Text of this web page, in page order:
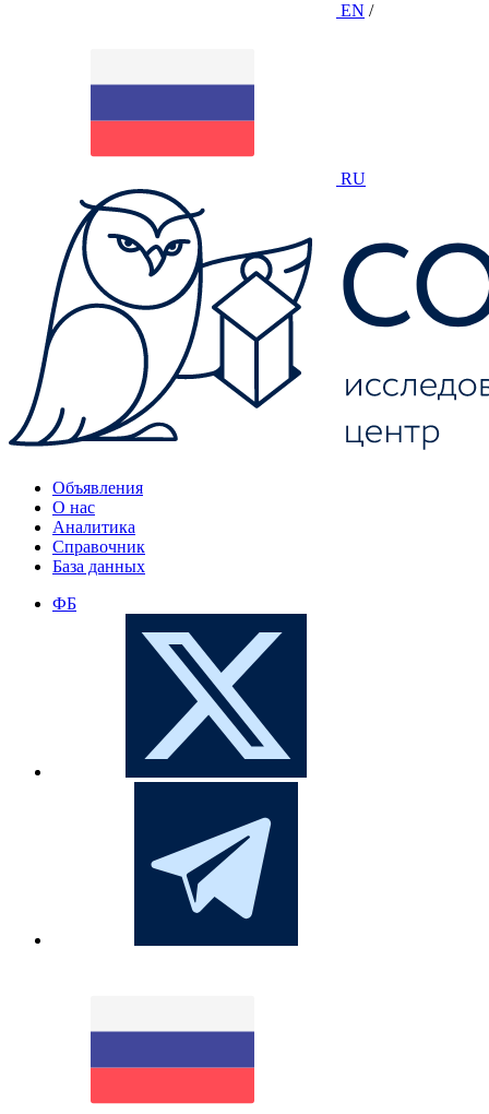
EN /
RU
Объявления
О нас
Аналитика
Справочник
База данных
ФБ